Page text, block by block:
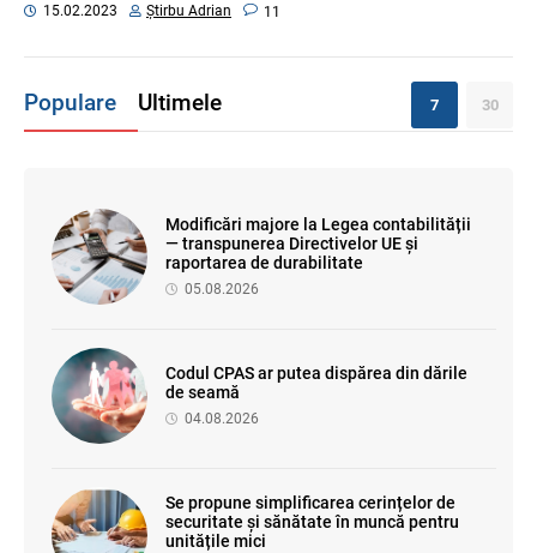
15.02.2023 Știrbu Adrian 11
Populare Ultimele 7 30
Modificări majore la Legea contabilității
— transpunerea Directivelor UE și
raportarea de durabilitate
05.08.2026
Codul CPAS ar putea dispărea din dările
de seamă
04.08.2026
Se propune simplificarea cerințelor de
securitate și sănătate în muncă pentru
unitățile mici